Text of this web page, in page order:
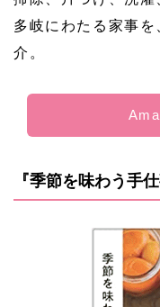
多岐にわたる家事
介。
『季節を味わう手